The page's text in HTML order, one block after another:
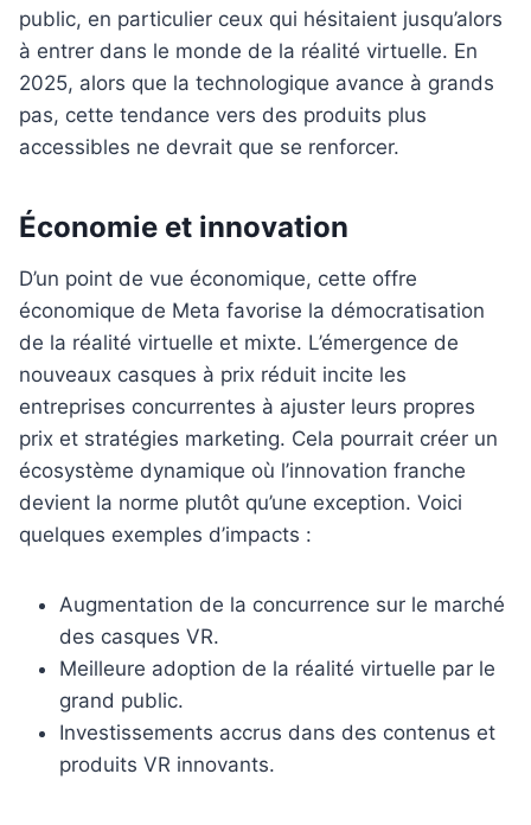
public, en particulier ceux qui hésitaient jusqu’alors
à entrer dans le monde de la réalité virtuelle. En
2025, alors que la technologique avance à grands
pas, cette tendance vers des produits plus
accessibles ne devrait que se renforcer.
Économie et innovation
D’un point de vue économique, cette offre
économique de Meta favorise la démocratisation
de la réalité virtuelle et mixte. L’émergence de
nouveaux casques à prix réduit incite les
entreprises concurrentes à ajuster leurs propres
prix et stratégies marketing. Cela pourrait créer un
écosystème dynamique où l’innovation franche
devient la norme plutôt qu’une exception. Voici
quelques exemples d’impacts :
Augmentation de la concurrence sur le marché
des casques VR.
Meilleure adoption de la réalité virtuelle par le
grand public.
Investissements accrus dans des contenus et
produits VR innovants.